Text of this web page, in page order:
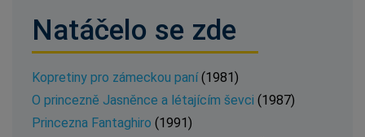
Natáčelo se zde
Kopretiny pro zámeckou paní(1981)
O princezně Jasněnce a létajícím ševci (1987)
Princezna Fantaghiro (1991)